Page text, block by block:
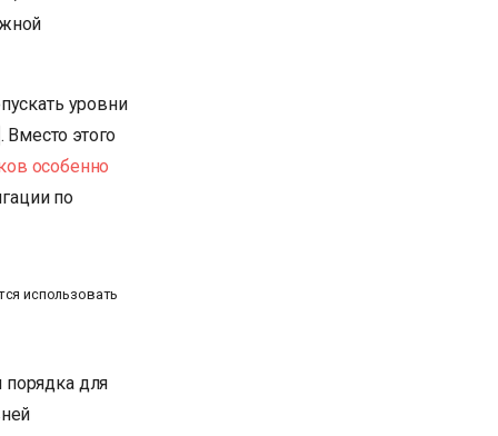
уровни
. Вместо этого
особенно
по
использовать
для